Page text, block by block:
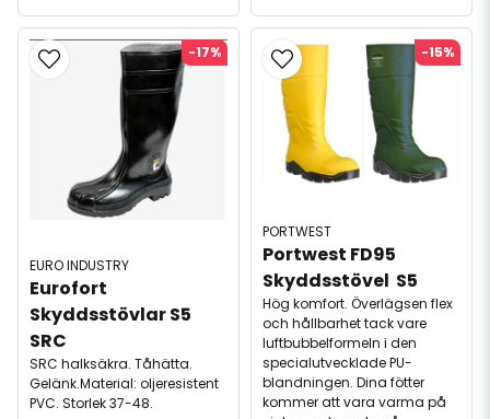
EURO INDUSTRY
Eurofort
Skyddsstövlar S5
SRC
SRC halksäkra. Tåhätta.
Gelänk.Material: oljeresistent
PVC. Storlek 37-48.
-17%
PORTWEST
Portwest FD95
Skyddsstövel  S5
Hög komfort. Överlägsen flex
och hållbarhet tack vare
luftbubbelformeln i den
specialutvecklade PU-
blandningen. Dina fötter
kommer att vara varma på
-15%